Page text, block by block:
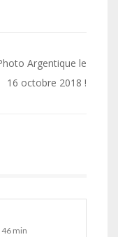
Argentique le
16 octobre 2018 !
min